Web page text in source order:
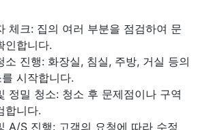
체크: 집의 여러 부분을 점검하여 문
인합니다.
소 진행: 화장실, 침실, 주방, 거실 등의
시작합니다.
정밀 청소: 청소 후 문제점이나 구역
합니다.
A/S 진행: 고객의 요청에 따라 수정